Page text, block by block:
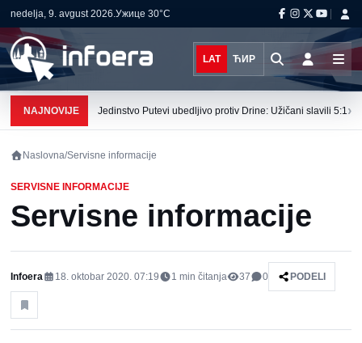
nedelja, 9. avgust 2026.Ужице 30°C
LAT ЋИР
NAJNOVIJE Jedinstvo Putevi ubedljivo protiv Drine: Užičani slavili 5:1›
Naslovna/Servisne informacije
SERVISNE INFORMACIJE
Servisne informacije
Infoera 18. oktobar 2020. 07:19 1 min čitanja 37 0 PODELI